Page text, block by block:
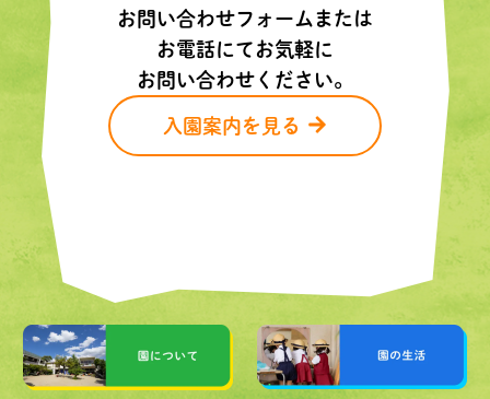
お問い合わせフォームまたは
お電話にてお気軽に
お問い合わせください。
入園案内を見る